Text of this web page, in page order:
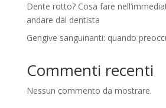
Dente rotto? Cosa fare
andare dal dentista
Gengive sanguinanti: quando
Commenti recenti
Nessun commento da mostrare.